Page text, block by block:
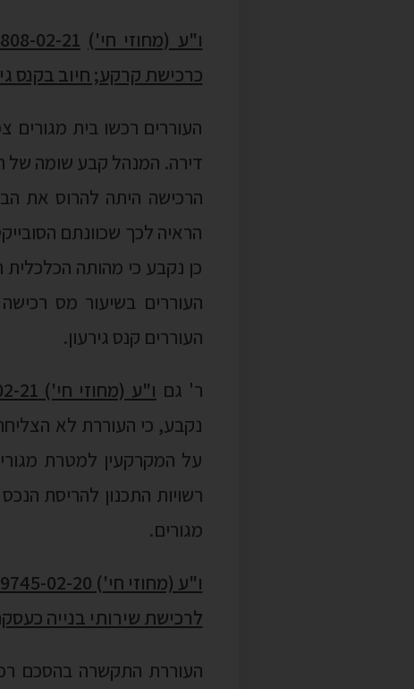
ו"ע (מחוזי חי')
כרכישת קרקע; חיוב בקנס
העוררים רכשו בית
דירה. המנהל קבע שומה של
הרכישה היתה להרוס את
הראיה לכך שכוונתם
כן נקבע כי מהותה
העוררים בשיעור מס
העוררים קנס גירעון.
ר' גם ו"ע (מחוזי חי') 25210-02-21 בן עוז נ' מנהל מיסוי מקרקעין חיפה
נקבע, כי העוררת לא
על המקרקעין למטרת
רשויות התכנון להריסת
מגורים.
לרכישת שירותי בנייה
העוררת התקשרה בהסכם